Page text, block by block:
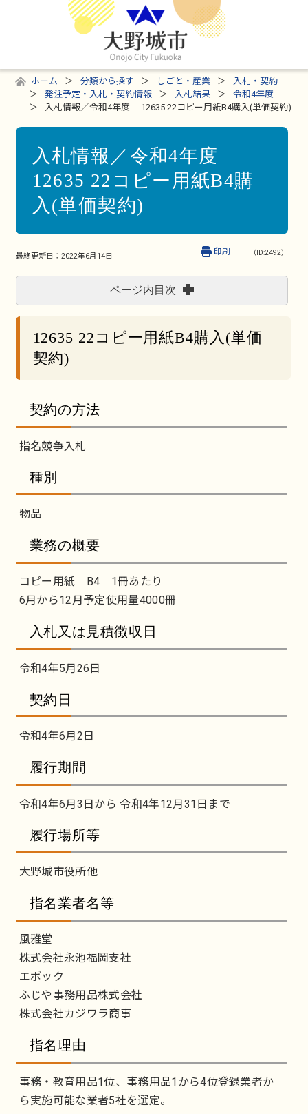
ホーム 分類から探す しごと・産業
入札・契約
発注予定・入札・契約情報
入札結果
令和4年度
入札情報／令和4年度 12635 22コピー用紙B4購入(単価契約)
入札情報／令和4年度
12635 22コピー用紙B4購
入(単価契約)
最終更新日： 2022年6月14日 （ID:2492）
印刷
ページ内目次
12635 22コピー用紙B4購入(単価
契約)
契約の方法
指名競争入札
種別
物品
業務の概要
コピー用紙 B4 1冊あたり
6月から12月予定使用量4000冊
入札又は見積徴収日
令和4年5月26日
契約日
令和4年6月2日
履行期間
令和4年6月3日から 令和4年12月31日まで
履行場所等
大野城市役所他
指名業者名等
風雅堂
株式会社永池福岡支社
エポック
ふじや事務用品株式会社
株式会社カジワラ商事
指名理由
事務・教育用品1位、事務用品1から4位登録業者か
ら実施可能な業者5社を選定。